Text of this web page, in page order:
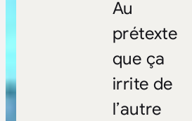
Au
prétexte
que ça
irrite de
l’autre